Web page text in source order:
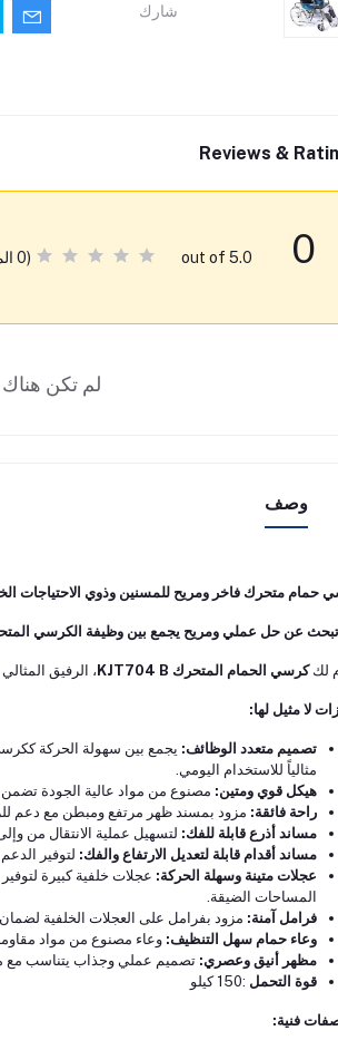
شارك
Reviews &
0
out of 5.0 (0 المراجعات)
لم تكن هناك
وصف
حمام متحرك فاخر ومريح للمسنين وذوي الاحتياجات
عن حل عملي ومريح يجمع بين وظيفة الكرسي
لككرسي الحمام المتحرك KJT704 B ، الرفيق
لا مثيل لها:
تصميم متعدد الوظائف: يجمع بين سهولة الحركة
مثالياً للاستخدام اليومي.
هيكل قوي ومتين: مصنوع من مواد عالية الجودة تضمن
راحة فائقة: مزود بمسند ظهر مرتفع ومبطن مع دعم
مساند أذرع قابلة للفك: لتسهيل عملية الانتقال من
مساند أقدام قابلة لتعديل الارتفاع والفك: لتوفير
عجلات متينة وسهلة الحركة: عجلات خلفية كبيرة
المساحات الضيقة.
فرامل آمنة: مزود بفرامل على العجلات الخلفية لضمان
وعاء حمام سهل التنظيف: وعاء مصنوع من مواد
مظهر أنيق وعصري: تصميم عملي وجذاب يتناسب مع
قوة التحمل :150 كيلو
فنية: